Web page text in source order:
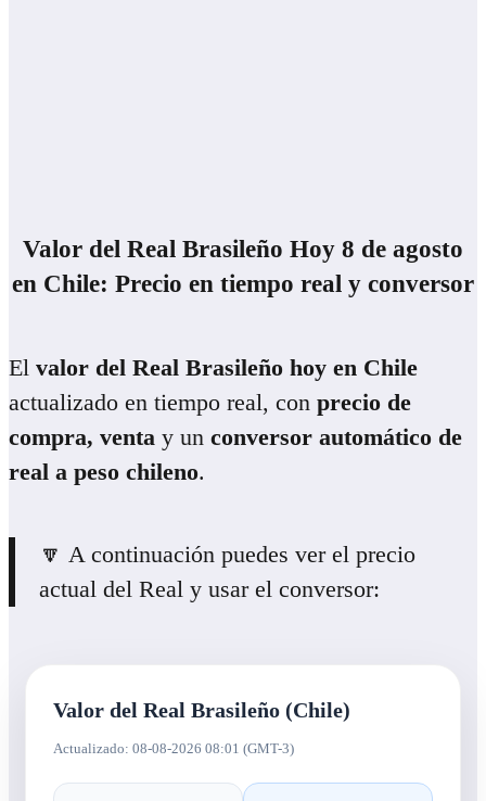
Valor del Real Brasileño Hoy 8 de agosto
en Chile: Precio en tiempo real y conversor
El valor del Real Brasileño hoy en Chile
actualizado en tiempo real, con precio de
compra, venta y un conversor automático de
real a peso chileno.
🔽 A continuación puedes ver el precio
actual del Real y usar el conversor:
Valor del Real Brasileño (Chile)
Actualizado: 08-08-2026 08:01 (GMT-3)